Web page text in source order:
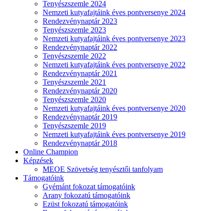
Tenyészszemle 2024
Nemzeti kutyafajtáink éves pontversenye 2024
Rendezvénynaptár 2023
Tenyészszemle 2023
Nemzeti kutyafajtáink éves pontversenye 2023
Rendezvénynaptár 2022
Tenyészszemle 2022
Nemzeti kutyafajtáink éves pontversenye 2022
Rendezvénynaptár 2021
Tenyészszemle 2021
Rendezvénynaptár 2020
Tenyészszemle 2020
Nemzeti kutyafajtáink éves pontversenye 2020
Rendezvénynaptár 2019
Tenyészszemle 2019
Nemzeti kutyafajtáink éves pontversenye 2019
Rendezvénynaptár 2018
Online Champion
Képzések
MEOE Szövetség tenyésztői tanfolyam
Támogatóink
Gyémánt fokozat támogatóink
Arany fokozatú támogatóink
Ezüst fokozatú támogatóink